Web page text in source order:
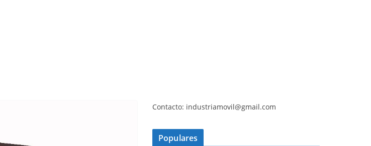
Contacto: industriamovil@gmail.com
Populares